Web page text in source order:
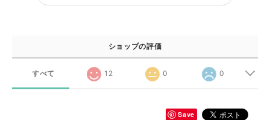
ショップの評価
すべて 12 0 0
Save